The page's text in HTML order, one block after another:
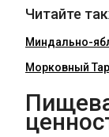
Читайте
Миндально-
Морковный